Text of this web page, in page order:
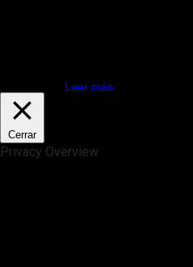
Leer más
Cerrar
Privacy Overview